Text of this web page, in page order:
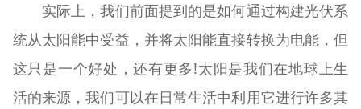
实际上，我们前面提到的是如何通过构建光伏系
统从太阳能中受益，并将太阳能直接转换为电能，但
这只是一个好处，还有更多!太阳是我们在地球上生
活的来源，我们可以在日常生活中利用它进行许多其